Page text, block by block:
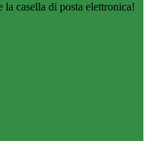
casella di posta elettronica!